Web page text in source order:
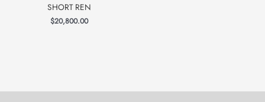
SHORT REN
$20,800.00